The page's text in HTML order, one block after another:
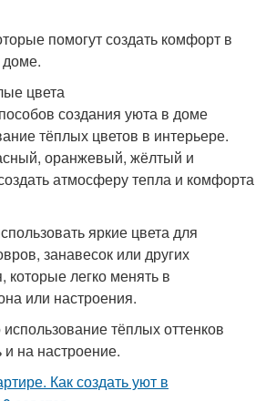
помогут создать комфорт в
цвета
создания уюта в доме
тёплых цветов в интерьере.
оранжевый, жёлтый и
атмосферу тепла и комфорта
яркие цвета для
занавесок или других
которые легко менять в
или настроения.
тёплых оттенков
на настроение.